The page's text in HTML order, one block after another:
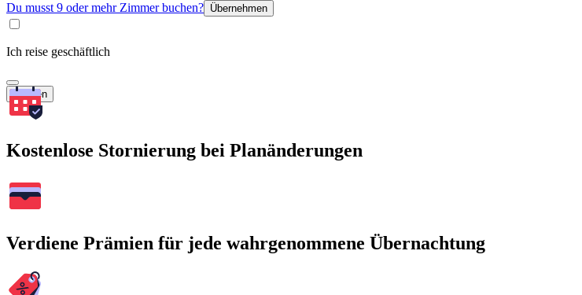
Du musst 9 oder mehr Zimmer buchen? Übernehmen
Ich reise geschäftlich
Suchen
Kostenlose Stornierung bei Planänderungen
Verdiene Prämien für jede wahrgenommene Übernachtung